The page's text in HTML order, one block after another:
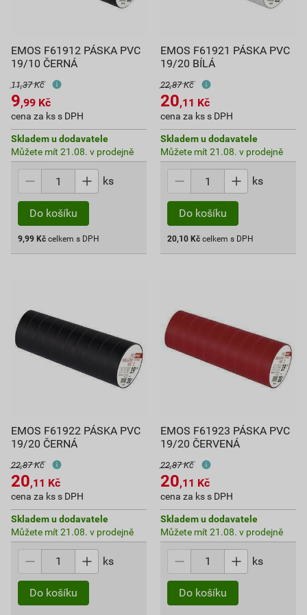
EMOS F61912 PÁSKA PVC
19/10 ČERNÁ
11,37 Kč
9,99 Kč
cena za ks s DPH
Skladem u dodavatele
Můžete mít 21.08. v prodejně
ks
Do košíku
9,99 Kč celkem s DPH
EMOS F61921 PÁSKA PVC
19/20 BÍLÁ
22,87 Kč
20,11 Kč
cena za ks s DPH
Skladem u dodavatele
Můžete mít 21.08. v prodejně
ks
Do košíku
20,10 Kč celkem s DPH
EMOS F61922 PÁSKA PVC
19/20 ČERNÁ
22,87 Kč
20,11 Kč
cena za ks s DPH
Skladem u dodavatele
Můžete mít 21.08. v prodejně
ks
Do košíku
EMOS F61923 PÁSKA PVC
19/20 ČERVENÁ
22,87 Kč
20,11 Kč
cena za ks s DPH
Skladem u dodavatele
Můžete mít 21.08. v prodejně
ks
Do košíku